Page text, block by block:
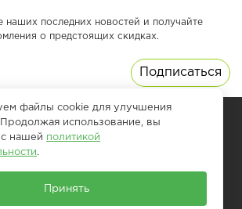
наших последних новостей и получайте
о предстоящих скидках.
39-83-33 доб. 1
39-83-33 доб. 2
файлы cookie для улучшения
Продолжая использование, вы
с нашей политикой
.
Принять